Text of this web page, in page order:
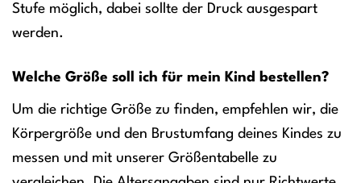
Stufe möglich, dabei sollte der Druck ausgespart
werden.
Welche Größe soll ich für mein Kind bestellen?
Um die richtige Größe zu finden, empfehlen wir, die
Körpergröße und den Brustumfang deines Kindes zu
messen und mit unserer Größentabelle zu